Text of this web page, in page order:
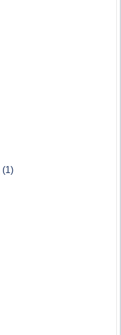
(1)